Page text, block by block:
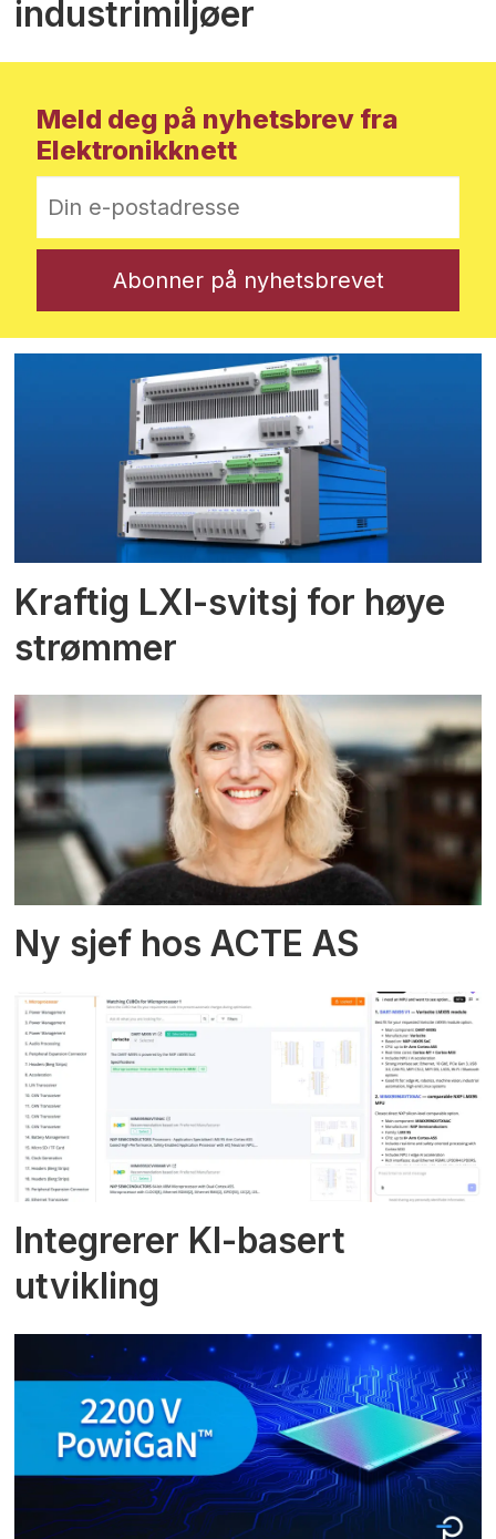
industrimiljøer
Meld deg på nyhetsbrev fra
Elektronikknett
Kraftig LXI-svitsj for høye
strømmer
Ny sjef hos ACTE AS
Integrerer KI-basert
utvikling